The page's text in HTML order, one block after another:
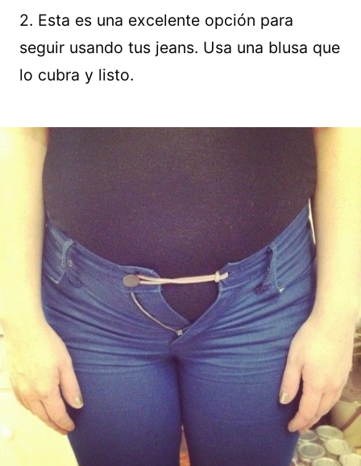
2. Esta es una excelente opción para
seguir usando tus jeans. Usa una blusa que
lo cubra y listo.